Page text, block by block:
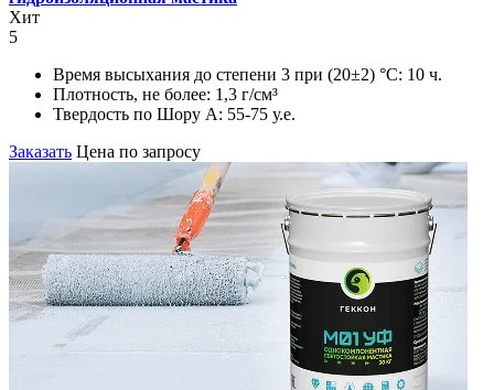
Хит
5
Время высыхания до степени 3 при (20±2) °С: 10 ч.
Плотность, не более: 1,3 г/см³
Твердость по Шору А: 55-75 у.е.
Заказать Цена по запросу